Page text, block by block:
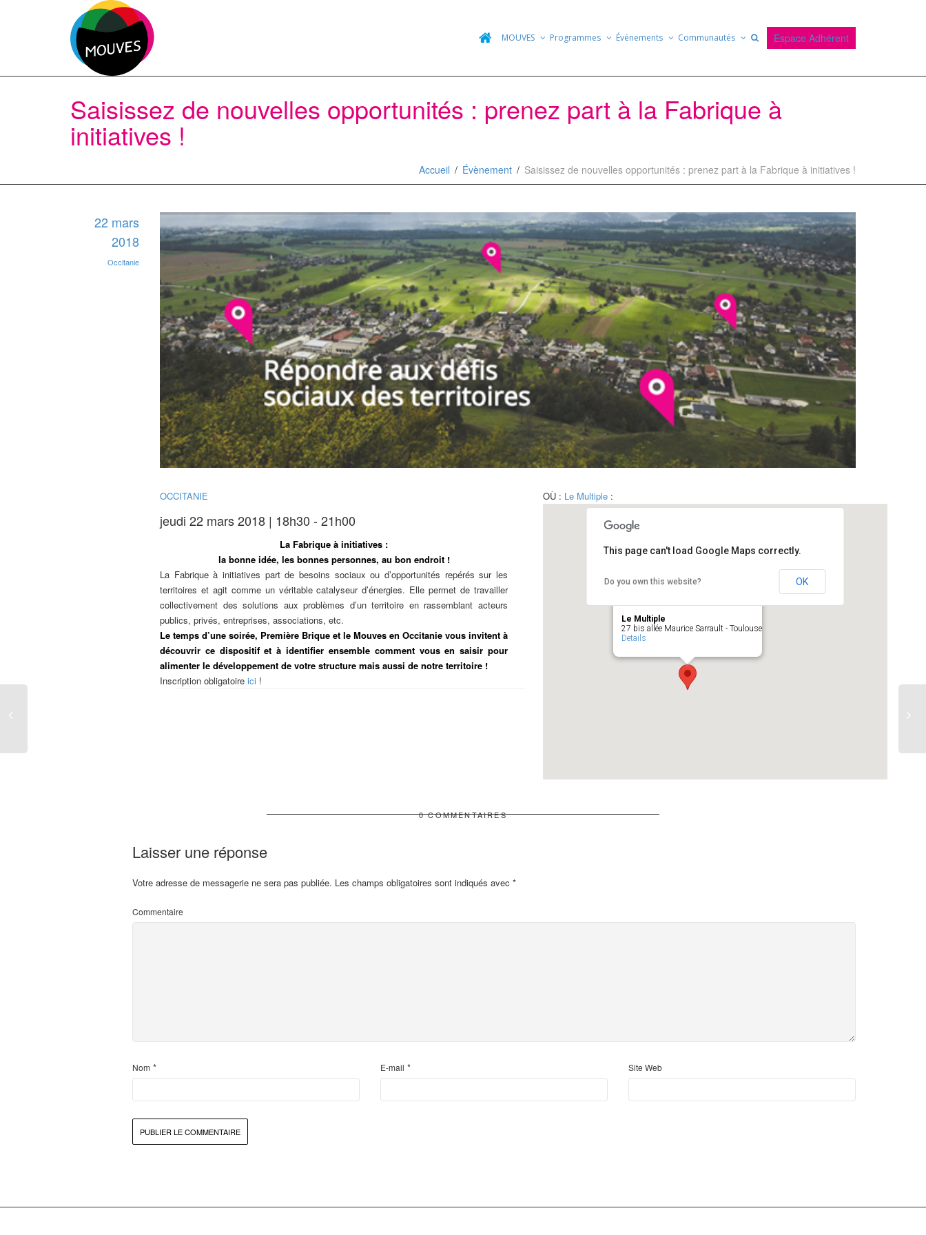
MOUVES Programmes Événements Communautés Espace Adhérent
Saisissez de nouvelles opportunités : prenez part à la Fabrique à
initiatives !
Accueil Évènement Saisissez de nouvelles opportunités : prenez part à la Fabrique à initiatives !
22 mars
2018
Occitanie
OCCITANIE
jeudi 22 mars 2018 | 18h30 - 21h00
La Fabrique à initiatives :
la bonne idée, les bonnes personnes, au bon endroit !
La Fabrique à initiatives part de besoins sociaux ou d’opportunités repérés sur les
territoires et agit comme un véritable catalyseur d’énergies. Elle permet de travailler
collectivement des solutions aux problèmes d’un territoire en rassemblant acteurs
publics, privés, entreprises, associations, etc.
Le temps d’une soirée, Première Brique et le Mouves en Occitanie vous invitent à
découvrir ce dispositif et à identifier ensemble comment vous en saisir pour
alimenter le développement de votre structure mais aussi de notre territoire !
Inscription obligatoire ici !
OÙ : Le Multiple:
Le Multiple
27 bis allée Maurice Sarrault - Toulouse
Details
This page can't load Google Maps correctly.
Do you own this website? OK
0 COMMENTAIRES
Laisser une réponse
Votre adresse de messagerie ne sera pas publiée. Les champs obligatoires sont indiqués avec *
Commentaire
Nom * E-mail * Site Web